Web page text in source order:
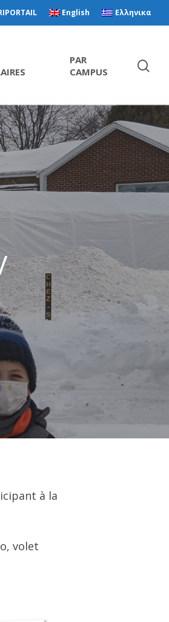
English Ελληνικα
PAR
CAMPUS
à la
volet